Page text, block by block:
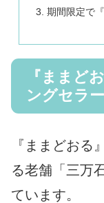
期間限定で
『ままど
ングセラ
『ままどおる
る老舗「三万
ています。